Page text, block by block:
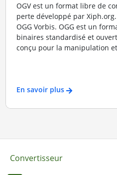
OGV est un format libre de
perte développé par
OGG Vorbis. OGG est un
binaires standardisé et
conçu pour la manipulation
En savoir plus
Convertisseur